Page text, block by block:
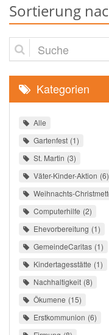
Sortierung
Suche
Kategorien
Alle
Gartenfest 1
St. Martin 3
Väter-Kinder-Aktion 6
Weihnachts-
Computerhilfe 2
Ehevorbereitung 1
GemeindeCaritas 1
Kindertagesstätte 1
Nachhaltigkeit 8
Ökumene 15
Erstkommunion 6